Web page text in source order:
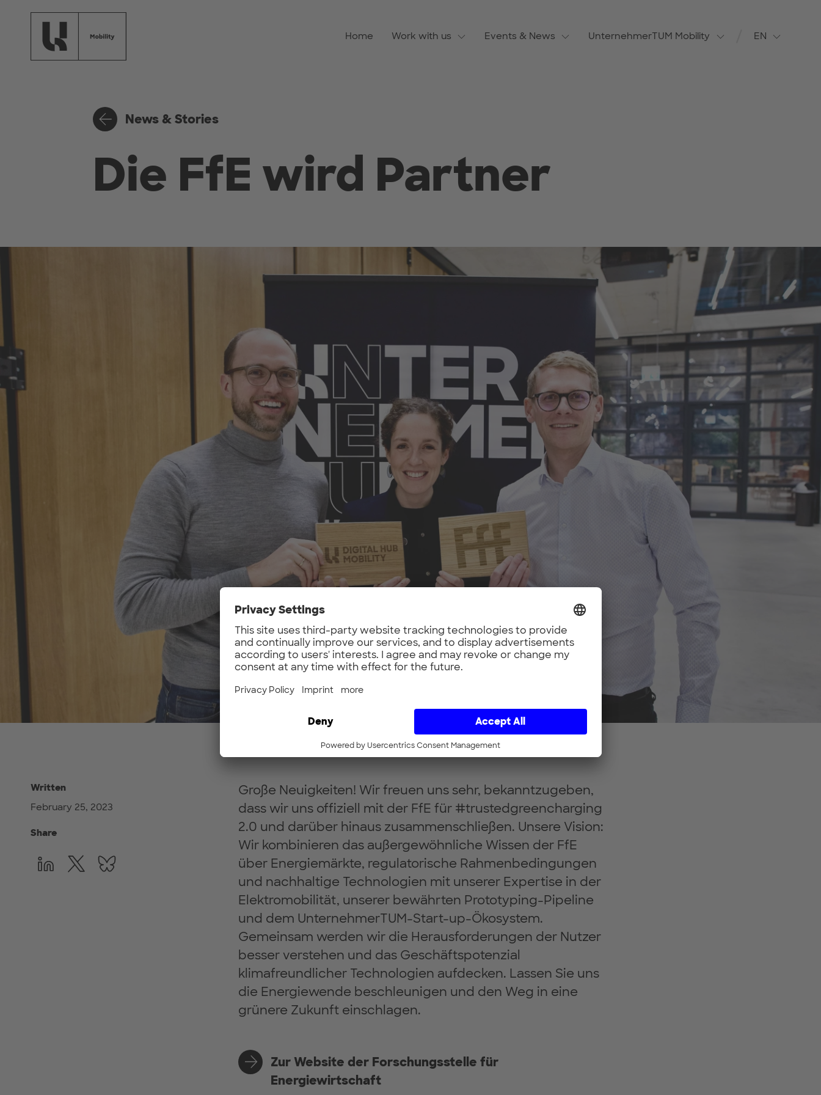
Skip to main content
Home Work with us Events & News UnternehmerTUM Mobility Switch
EN
News & Stories
Die FfE wird Partner
Written
February 25, 2023
Share
Große Neuigkeiten! Wir freuen uns sehr, bekanntzugeben,
dass wir uns offiziell mit der FfE für #trustedgreencharging
2.0 und darüber hinaus zusammenschließen. Unsere Vision:
Wir kombinieren das außergewöhnliche Wissen der FfE
über Energiemärkte, regulatorische Rahmenbedingungen
und nachhaltige Technologien mit unserer Expertise in der
Elektromobilität, unserer bewährten Prototyping-Pipeline
und dem UnternehmerTUM-Start-up-Ökosystem.
Gemeinsam werden wir die Herausforderungen der Nutzer
besser verstehen und das Geschäftspotenzial
klimafreundlicher Technologien aufdecken. Lassen Sie uns
die Energiewende beschleunigen und den Weg in eine
grünere Zukunft einschlagen.
Zur Website der Forschungsstelle für
Energiewirtschaft